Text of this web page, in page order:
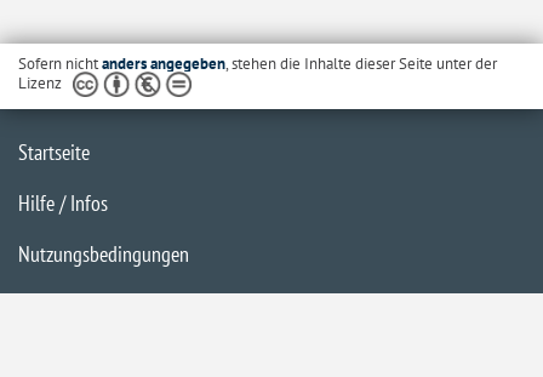
Sofern nichtanders angegeben, stehen die Inhalte dieser Seite unter der
Lizenz
Startseite
Hilfe / Infos
Nutzungsbedingungen